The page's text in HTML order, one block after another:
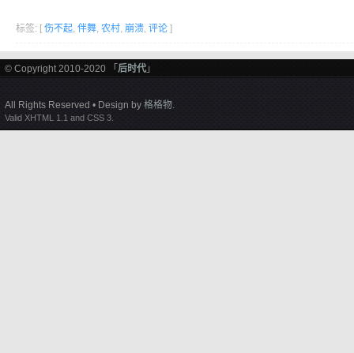
标签: [ 伤不起, 伴舞, 农村, 崩溃, 评论 ]
© Copyright 2010-2020 「 后时代 」
All Rights Reserved • Design by 格格物.
Valid XHTML 1.1 and CSS 3.